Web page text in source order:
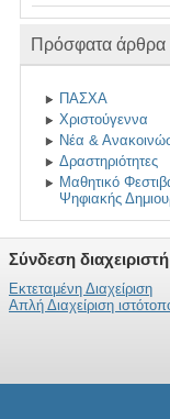
Πρόσφατα άρθρα
ΠΑΣΧΑ
Χριστούγεννα
Νέα &
Δραστηριότητες
Μαθητικό
Ψηφιακής
Σύνδεση διαχειριστή
Εκτεταμένη Διαχείριση
Απλή Διαχείριση